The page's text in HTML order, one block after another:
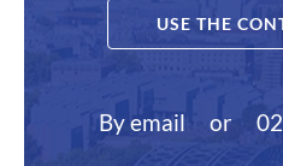
USE THE
By email or